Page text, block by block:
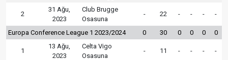
2
31 Ağu,
2023
Club Brugge
Osasuna
- 22 - - - -
Europa Conference League 1 2023/2024 0 30 0 0 0 0
1
13 Ağu,
2023
Celta Vigo
Osasuna
- 11 - - - -